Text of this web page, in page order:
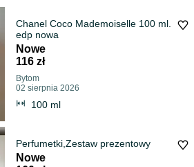
Chanel Coco Mademoiselle 100 ml.
edp nowa
Nowe
116 zł
Bytom
02 sierpnia 2026
100 ml
Perfumetki,Zestaw prezentowy
Nowe